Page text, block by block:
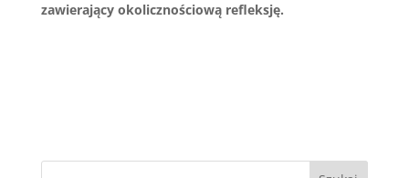
zawierający okolicznościową refleksję.